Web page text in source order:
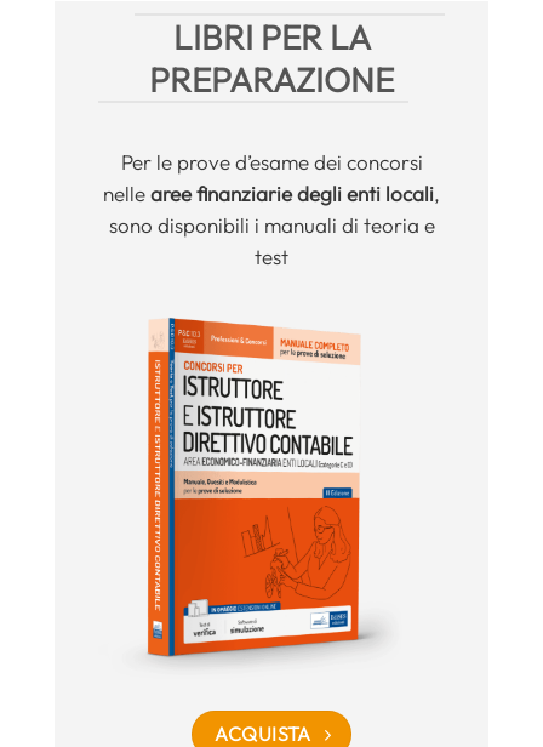
LIBRI PER LA
PREPARAZIONE
Per le prove d’esame dei concorsi
nellearee finanziarie degli enti locali,
sono disponibili i manuali di teoria e
test
ACQUISTA